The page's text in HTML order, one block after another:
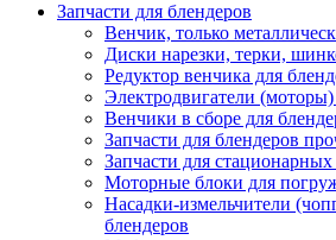
Запчасти для блендеров
Венчик, только
Диски нарезки, терки,
Редуктор венчика для
Электродвигатели (моторы)
Венчики в сборе для
Запчасти для блендеров
Запчасти для стационарных
Моторные блоки для
Насадки-измельчители
блендеров